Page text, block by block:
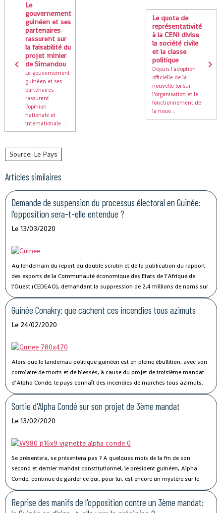
Le
gouvernement
guinéen et ses
partenaires
rassurent sur
la faisabilité du
projet minier
de Simandou
Le gouvernement
guinéen et ses
partenaires
rassurent
l'opinion
nationale et
internationale ...
Le quota de
représentativité
à la CENI divise
la société civile
et la classe
politique
Depuis l'adoption
officielle de la
nouvelle loi sur
l'organisation et le
fonctionnement de
la nouv...
Source: Le Pays
Articles similaires
Demande de suspension du processus électoral en Guinée:
l'opposition sera-t-elle entendue ?
Le 13/03/2020
Au lendemain du report du double scrutin et de la publication du rapport
des exports de la Communauté économique des Etats de l’Afrique de
l’Ouest (CEDEAO), demandant la suppression de 2,4 millions de noms sur
le fichier électoral, l’opposition guinéenne a demandé la suspension du
processus électoral. Sans entrer dans les détails, l’on pourrait dire qu’elle
est dans son rôle.
Guinée Conakry: que cachent ces incendies tous azimuts
Le 24/02/2020
Alors que le landernau politique guinéen est en pleine ébullition, avec son
corrolaire de morts et de blessés, à cause du projet de troisième mandat
d’Alpha Condé, le pays connaît des incendies de marchés tous azimuts.
Selon des médias, dix-sept incendies au total ont été enregistrés en une
semaine dont le dernier cas en date remonte au 22 février 2020, qui aura
ravagé plusieurs boutiques et magasins dans le quartier de la cimenterie
dans la capitale guinéenne.
Sortie d'Alpha Condé sur son projet de 3ème mandat
Le 13/02/2020
Se présentera, se présentera pas ? A quelques mois de la fin de son
second et dernier mandat constitutionnel, le président guinéen, Alpha
Condé, continue de garder ce qui, pour lui, est encore un mystère sur le
projet de 3e mandat dont l’opposition lui prête l’intention et qui pollue
l’atmosphère sociopolitique dans son pays.
Reprise des manifs de l'opposition contre un 3ème mandat: